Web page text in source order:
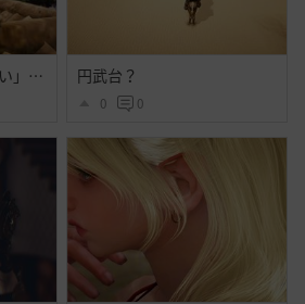
「強化惨敗バリだる～い」「・・・」 円武台？
0 0